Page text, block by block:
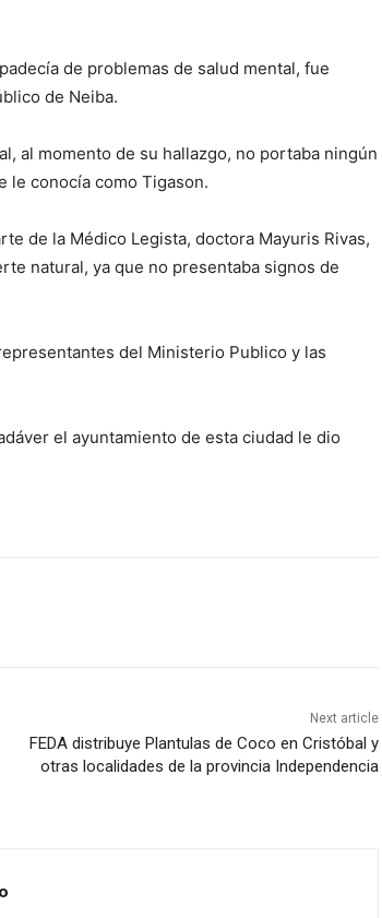
de problemas de salud mental, fue
de Neiba.
al momento de su hallazgo, no portaba ningún
le conocía como Tigason.
de la Médico Legista, doctora Mayuris Rivas,
natural, ya que no presentaba signos de
del Ministerio Publico y las
el ayuntamiento de esta ciudad le dio
Next article
FEDA distribuye Plantulas de Coco en Cristóbal y
otras localidades de la provincia Independencia